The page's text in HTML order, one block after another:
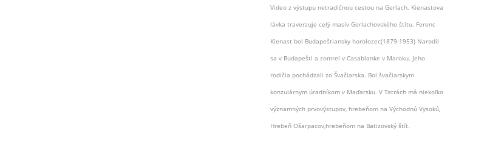
Video z výstupu netradičnou cestou na Gerlach. Kienastova
lávka traverzuje celý masív Gerlachovského štítu. Ferenc
Kienast bol Budapeštiansky horolozec(1879-1953) Narodil
sa v Budapešti a zomrel v Casablanke v Maroku. Jeho
rodičia pochádzali zo Švačiarska. Bol švačiarskym
konzulárnym úradníkom v Maďarsku. V Tatrách má niekoľko
významných prvovýstupov, hrebeňom na Východnú Vysokú,
Hrebeň Ošarpacov,hrebeňom na Batizovský štít.